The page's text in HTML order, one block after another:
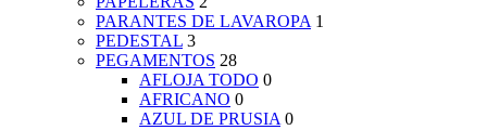
PARANTES DE LAVAROPA 1
PEDESTAL 3
PEGAMENTOS 28
AFLOJA TODO 0
AFRICANO 0
AZUL DE PRUSIA 0